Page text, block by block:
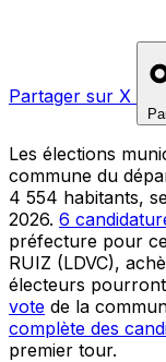
Partager sur X
Les élections
commune du
4 554 habitants,
2026. 6
préfecture pour
RUIZ (LDVC),
électeurs
vote de la
complète des
premier tour.